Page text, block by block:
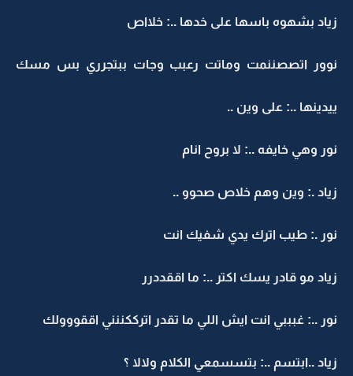
زياد بشهوه باسها على خدها ..: خلااص
نوور اتصصننمت وماتت رعبب وجات ببتجرري بس مسك
ييدينها ..: على وين ..
نور وهي خايفه ..: لا بروح انام
زياد .: وين وهم خلاص صحوو ..
نور .: طيب اترك يدي شفيك انت
زياد مو قادر يسك اكتر ..: ما اققددرر
نور ..: غبببي انت ايش اللي ما تقدر اترككننني اققووولك
زياد ..ابتسم ..: بتسسمعي الكلام ولالا ؟